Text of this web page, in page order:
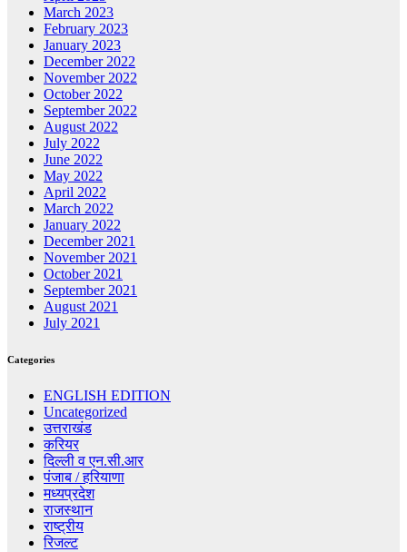
March 2023
February 2023
January 2023
December 2022
November 2022
October 2022
September 2022
August 2022
July 2022
June 2022
May 2022
April 2022
March 2022
January 2022
December 2021
November 2021
October 2021
September 2021
August 2021
July 2021
Categories
ENGLISH EDITION
Uncategorized
उत्तराखंड
करियर
दिल्ली व एन.सी.आर
पंजाब / हरियाणा
मध्यप्रदेश
राजस्थान
राष्ट्रीय
रिजल्ट